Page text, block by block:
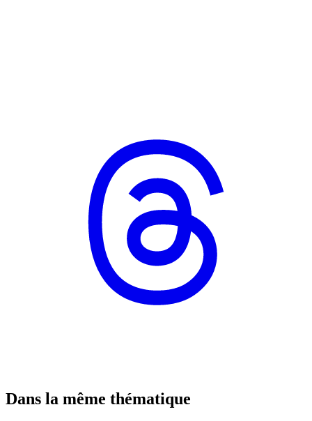
Dans la même thématique